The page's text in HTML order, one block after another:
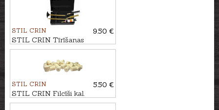
STIL CRIN
9.50 €
STIL CRIN Tīrīšanas
komplekts ar misiņa kātu kal.
STIL CRIN
5.50 €
STIL CRIN Filcīši kal.
7,62mm, 50gb.